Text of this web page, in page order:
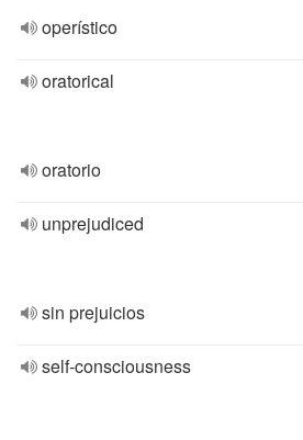
operístico
oratorical
oratorio
unprejudiced
sin prejuicios
self-consciousness